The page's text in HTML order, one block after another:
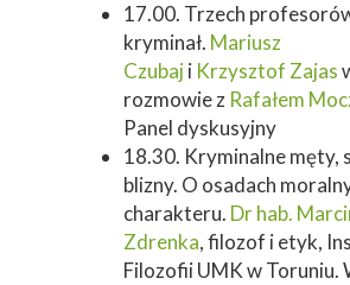
17.00. Trzech
kryminał. Mariusz
Czubaji Krzysztof Zajas
rozmowie z Rafałem
Panel dyskusyjny
18.30. Kryminalne męty,
blizny. O osadach
charakteru. Dr hab.
Zdrenka, filozof i etyk,
Filozofii UMK w Toruniu.